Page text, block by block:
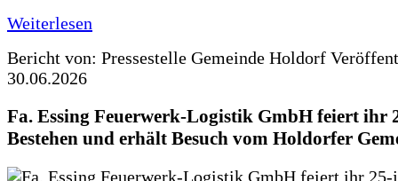
Weiterlesen
Bericht von: Pressestelle Gemeinde Holdorf
30.06.2026
Fa. Essing Feuerwerk-Logistik GmbH feiert ihr
Bestehen und erhält Besuch vom Holdorfer